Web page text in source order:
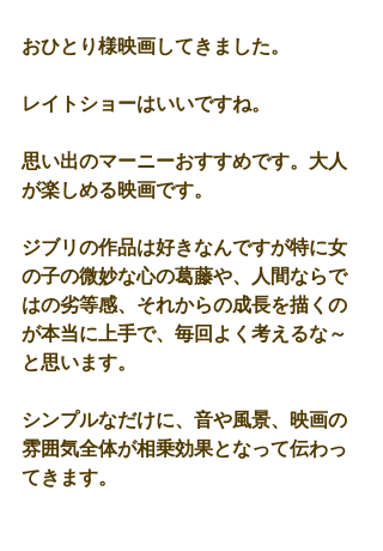
おひとり様映画してきました。
レイトショーはいいですね。
思い出のマーニーおすすめです。大人
が楽しめる映画です。
ジブリの作品は好きなんですが特に女
の子の微妙な心の葛藤や、人間ならで
はの劣等感、それからの成長を描くの
が本当に上手で、毎回よく考えるな～
と思います。
シンプルなだけに、音や風景、映画の
雰囲気全体が相乗効果となって伝わっ
てきます。